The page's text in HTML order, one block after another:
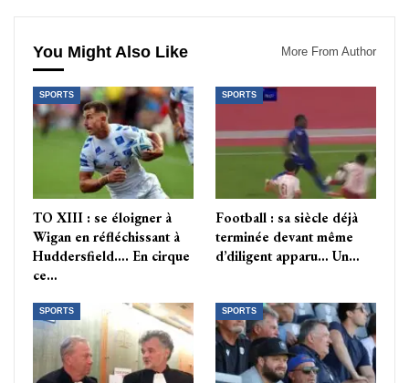
You Might Also Like More From Author
SPORTS
TO XIII : se éloigner à
Wigan en réfléchissant à
Huddersfield…. En cirque
ce…
SPORTS
Football : sa siècle déjà
terminée devant même
d’diligent apparu… Un…
SPORTS SPORTS